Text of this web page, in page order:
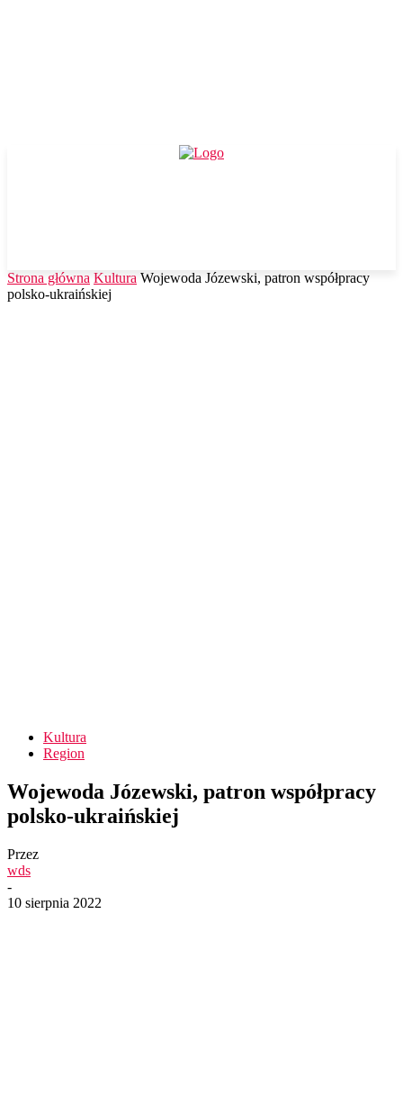
Strona główna Kultura Wojewoda Józewski, patron współpracy
polsko-ukraińskiej
Kultura
Region
Wojewoda Józewski, patron współpracy
polsko-ukraińskiej
Przez
wds
-
10 sierpnia 2022